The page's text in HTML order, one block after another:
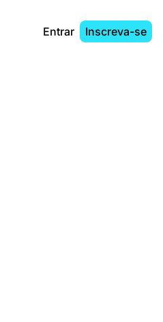
Entrar Inscreva-se